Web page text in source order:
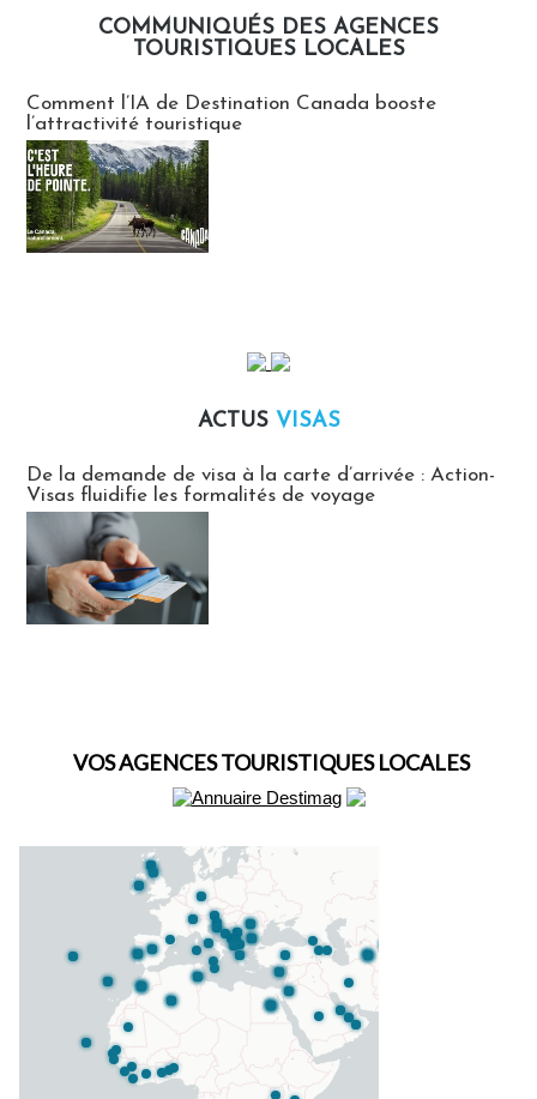
COMMUNIQUÉS DES AGENCES
TOURISTIQUES LOCALES
Comment l’IA de Destination Canada booste
l’attractivité touristique
ACTUS VISAS
De la demande de visa à la carte d’arrivée : Action-
Visas fluidifie les formalités de voyage
VOS AGENCES TOURISTIQUES LOCALES